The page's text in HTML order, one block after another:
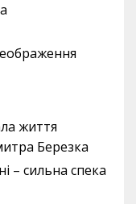
життя
Березка
– сильна спека